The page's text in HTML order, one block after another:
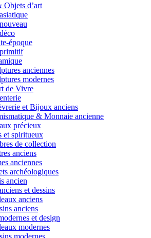
d’art
époque
anciennes
modernes
de Vivre
et Bijoux anciens
& Monnaie ancienne
précieux
et spiritueux
de collection
anciens
anciennes
archéologiques
ancien
et dessins
anciens
anciens
et design
modernes
modernes